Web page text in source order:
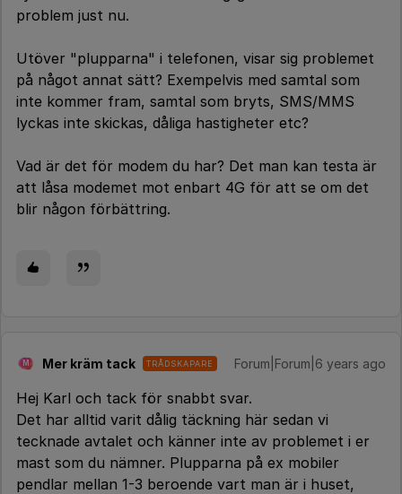
problem just nu.
Utöver "plupparna" i telefonen, visar sig problemet
på något annat sätt? Exempelvis med samtal som
inte kommer fram, samtal som bryts, SMS/MMS
lyckas inte skickas, dåliga hastigheter etc?
Vad är det för modem du har? Det man kan testa är
att låsa modemet mot enbart 4G för att se om det
blir någon förbättring.
M Mer kräm tack TRÅDSKAPARE Forum|Forum|6 years ago
Hej Karl och tack för snabbt svar.
Det har alltid varit dålig täckning här sedan vi
tecknade avtalet och känner inte av problemet i er
mast som du nämner. Plupparna på ex mobiler
pendlar mellan 1-3 beroende vart man är i huset,